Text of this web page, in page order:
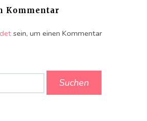
Kommentar
sein, um einen Kommentar